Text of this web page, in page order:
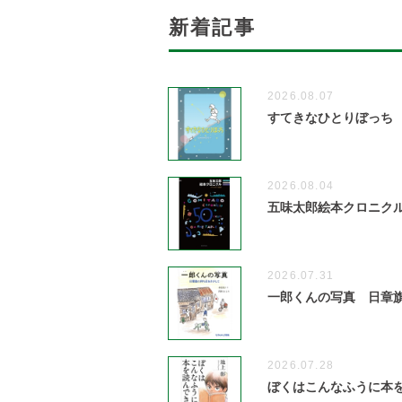
新着記事
2026.08.07
すてきなひとりぼっち
2026.08.04
五味太郎絵本クロニク
2026.07.31
一郎くんの写真 日章
2026.07.28
ぼくはこんなふうに本